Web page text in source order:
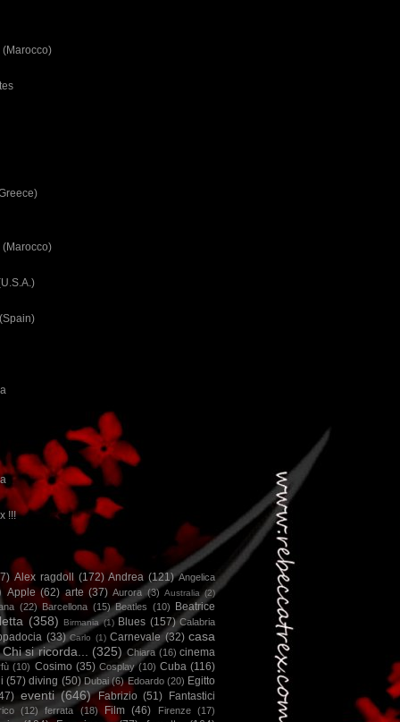
!!!
Alex ragdoll (172) Andrea (121) Angelica
Apple (62) arte (37) Aurora (3) Australia (2)
(22) Barcellona (15) Beatles (10) Beatrice
(358) Birmania (1) Blues (157) Calabria
(33) Carlo (1) Carnevale (32) casa
Chi si ricorda...
(325) Chiara (16) cinema
(10) Cosimo (35) Cosplay (10) Cuba (116)
(57) diving (50) Dubai (6) Edoardo (20) Egitto
eventi (646) Fabrizio (51) Fantastici
(12) ferrata (18) Film (46) Firenze (17)